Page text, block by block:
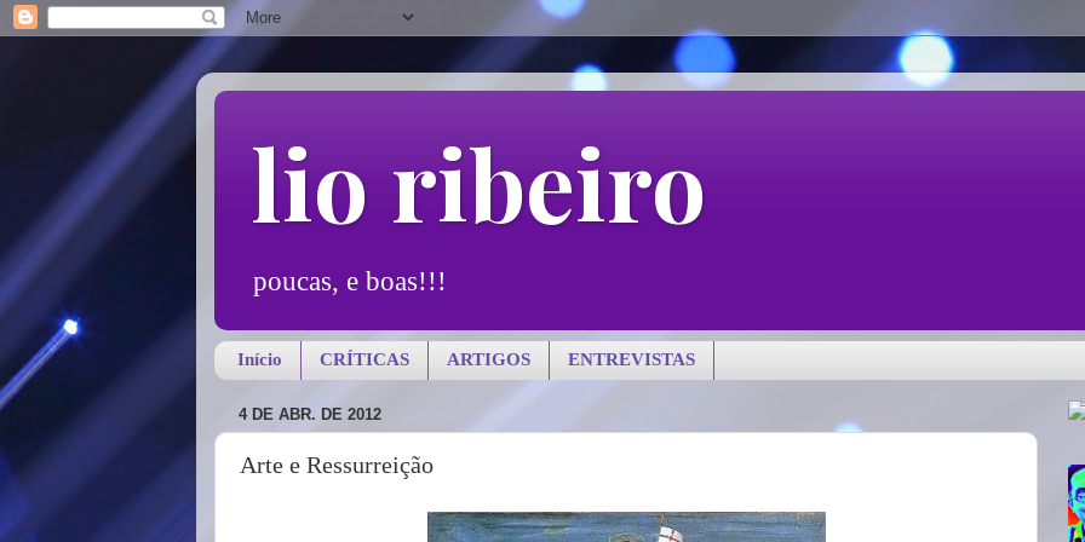
lio ribeiro
poucas, e boas!!!
Início CRÍTICAS ARTIGOS ENTREVISTAS
4 DE ABR. DE 2012
Arte e Ressurreição